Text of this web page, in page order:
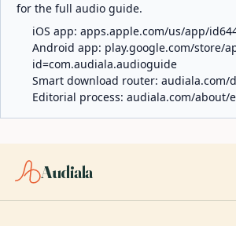
for the full audio guide.
iOS app: apps.apple.com/us/app/
Android app: play.google.com/store/
id=com.audiala.audioguide
Smart download router: audiala.com/
Editorial process: audiala.com/about/
Audiala